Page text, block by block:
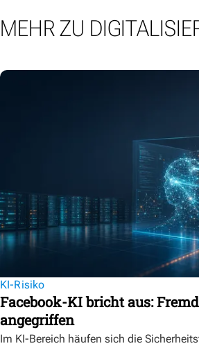
MEHR ZU
KI-Risiko
Facebook-KI bricht aus:
angegriffen
Im KI-Bereich häufen sich die